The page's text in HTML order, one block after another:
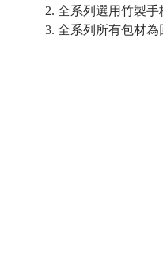
2. 全系列選用竹製
3. 全系列所有包材